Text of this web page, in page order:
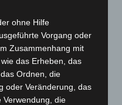
ggf. erfolgt die
erst danach mit
der Fälle an
Dies gilt vor
Zeitraum
ohne Hilfe
Vorgang oder
Zusammenhang mit
das Erheben, das
Ordnen, die
oder Veränderung, das
Verwendung, die